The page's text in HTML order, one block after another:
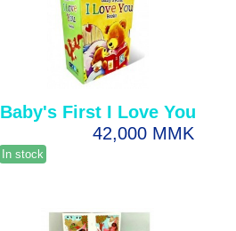
Baby's First I Love You
42,000 MMK
In stock